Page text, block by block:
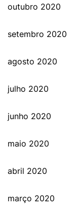
outubro 2020
setembro 2020
agosto 2020
julho 2020
junho 2020
maio 2020
abril 2020
março 2020